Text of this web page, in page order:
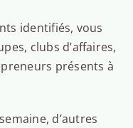
identifiés, vous
clubs d’affaires,
présents à
d’autres